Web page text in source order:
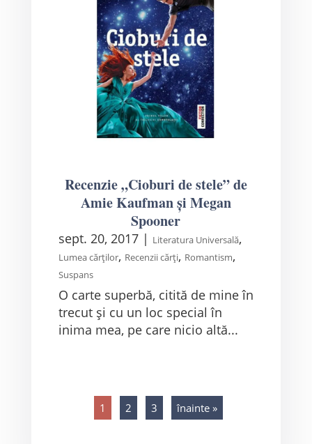
Recenzie „Cioburi de stele” de
Amie Kaufman și Megan
Spooner
sept. 20, 2017| Literatura Universală,
Lumea cărților, Recenzii cărți, Romantism,
Suspans
O carte superbă, citită de mine în
trecut și cu un loc special în
inima mea, pe care nicio altă...
1 2 3 înainte »